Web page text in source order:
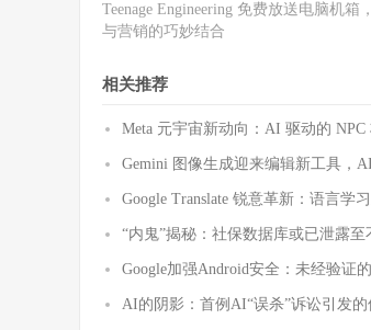
Teenage Engineering 免费放送电脑机箱
与营销的巧妙结合
相关推荐
Meta 元宇宙新动向：AI 驱动的
Gemini 图像生成迎来编辑新工具，
Google Translate 锐意革新：语言学
“内鬼”揭秘：社保数据库或已泄露至
Google加强Android安全：未经验证
AI的阴影：首例AI“误杀”诉讼引发的